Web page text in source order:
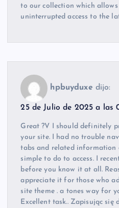
to our collection which
uninterrupted access to the
hpbuyduxe dijo:
25 de Julio de 2025 a las
Great ?V I should definitely
your site. I had no trouble
tabs and related information
simple to do to access. I
before you know it at all.
appreciate it for those who
site theme . a tones way for
Excellent task.. Zapisując się